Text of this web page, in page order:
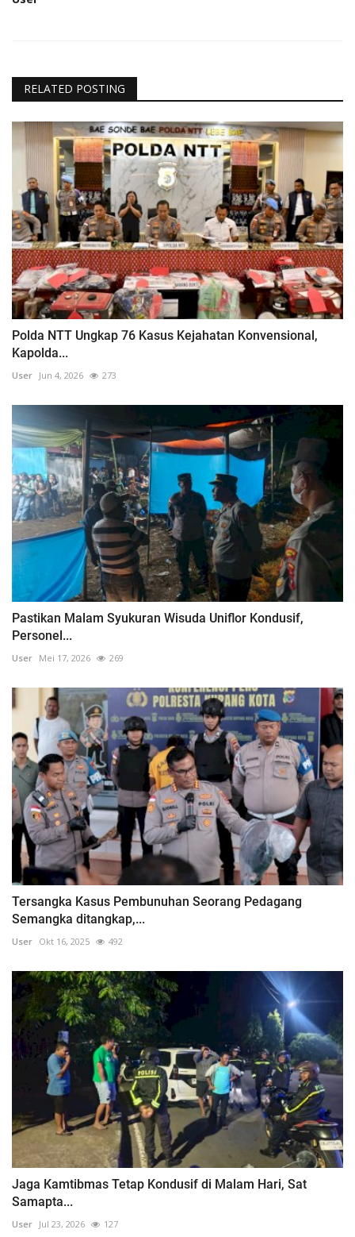
RELATED POSTING
Polda NTT Ungkap 76 Kasus Kejahatan Konvensional,
Kapolda...
User Jun 4, 2026 273
Pastikan Malam Syukuran Wisuda Uniflor Kondusif,
Personel...
User Mei 17, 2026 269
Tersangka Kasus Pembunuhan Seorang Pedagang
Semangka ditangkap,...
User Okt 16, 2025 492
Jaga Kamtibmas Tetap Kondusif di Malam Hari, Sat
Samapta...
User Jul 23, 2026 127